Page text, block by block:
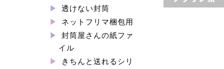
透けない封筒
ネットフリマ梱包用
封筒屋さんの紙ファ
イル
きちんと送れるシリ